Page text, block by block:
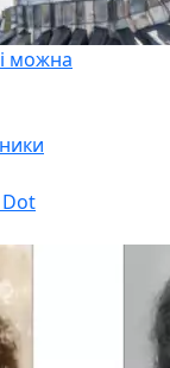
можна
Dot